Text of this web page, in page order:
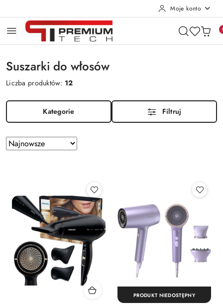
Moje konto
Suszarki do włosów
Liczba produktów: 12
Kategorie Filtruj
Zastosowano
sortowanie:
Sortuj
według
PRODUKT NIEDOSTĘPNY